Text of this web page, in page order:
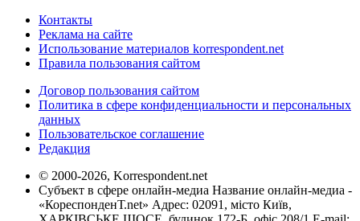
Контакты
Реклама на сайте
Использование материалов korrespondent.net
Правила пользования сайтом
Договор пользования сайтом
Политика в сфере конфиденциальности и персональных
данных
Пользовательское соглашение
Редакция
© 2000-2026, Korrespondent.net
Субъект в сфере онлайн-медиа Название онлайн-медиа -
«КореспонденТ.net» Адрес: 02091, місто Київ,